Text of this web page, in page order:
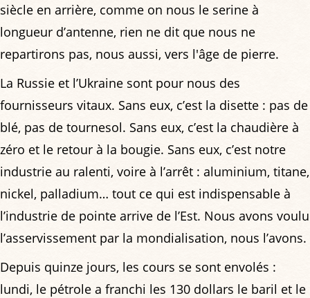
siècle en arrière, comme on nous le serine à
longueur d’antenne, rien ne dit que nous ne
repartirons pas, nous aussi, vers l'âge de pierre.
La Russie et l’Ukraine sont pour nous des
fournisseurs vitaux. Sans eux, c’est la disette : pas de
blé, pas de tournesol. Sans eux, c’est la chaudière à
zéro et le retour à la bougie. Sans eux, c’est notre
industrie au ralenti, voire à l’arrêt : aluminium, titane,
nickel, palladium… tout ce qui est indispensable à
l’industrie de pointe arrive de l’Est. Nous avons voulu
l’asservissement par la mondialisation, nous l’avons.
Depuis quinze jours, les cours se sont envolés :
lundi, le pétrole a franchi les 130 dollars le baril et le